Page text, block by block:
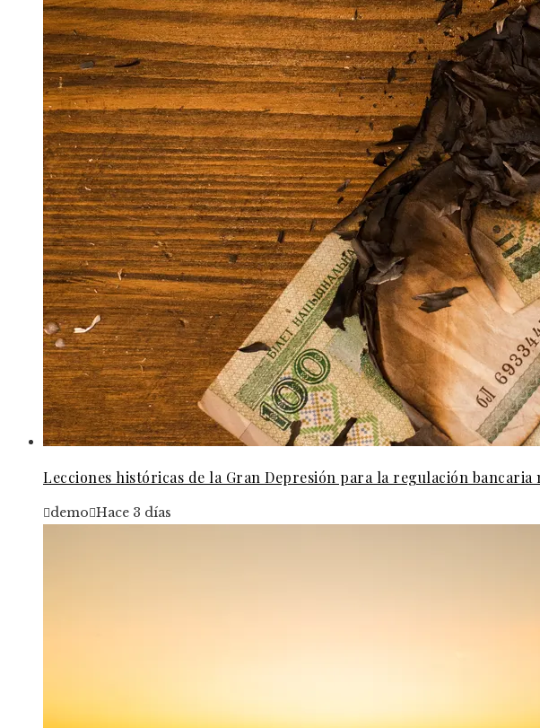
Lecciones históricas de la Gran Depresión para la regulación bancaria
demo Hace 3 días